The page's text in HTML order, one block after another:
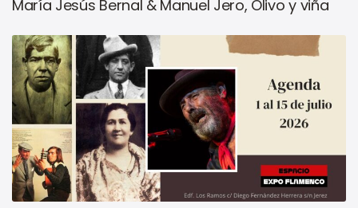
María Jesús Bernal & Manuel Jero, Olivo y viña